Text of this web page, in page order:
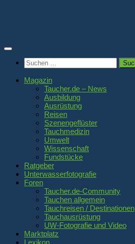
Suchen
nach:
Magazin
Taucher.de – News
Ausbildung
Ausrüstung
Reisen
Szenengeflüster
Tauchmedizin
Umwelt
Wissenschaft
Fundstücke
Ratgeber
Unterwasserfotografie
Foren
Taucher.de-Community
Tauchen allgemein
Tauchreisen / Destinationen
Tauchausrüstung
UW-Fotografie und Video
Marktplatz